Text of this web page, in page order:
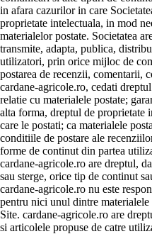
in afara cazurilor in care
proprietate intelectuala, in mod
materialelor postate. Societatea
transmite, adapta, publica,
utilizatori, prin orice mijloc de
postarea de recenzii, comentarii,
cardane-agricole.ro, cedati
relatie cu materialele postate;
alta forma, dreptul de proprietate
care le postati; ca materialele
conditiile de postare ale
forme de continut din partea
cardane-agricole.ro are dreptul,
sau sterge, orice tip de continut
cardane-agricole.ro nu este
pentru nici unul dintre materialele
Site. cardane-agricole.ro are
si articolele propuse de catre